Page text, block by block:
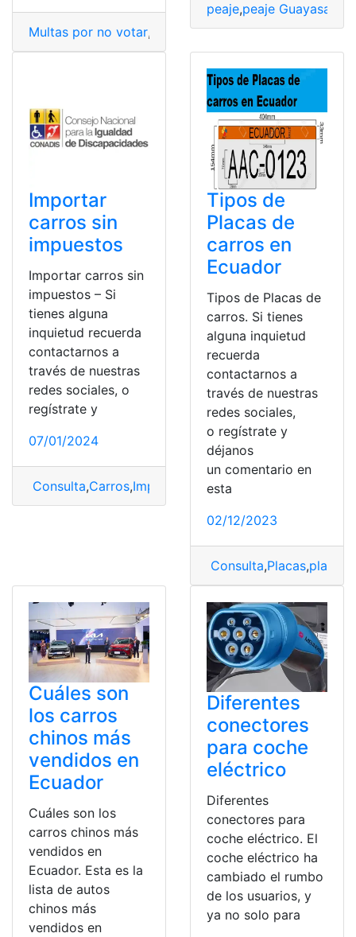
Multas por no votar, Multas y sanciones,pagar las
peaje,peaje Guayasamín
Importar
carros sin
impuestos
Importar carros sin
impuestos – Si
tienes alguna
inquietud recuerda
contactarnos a
través de nuestras
redes sociales, o
regístrate y
07/01/2024
Consulta,Carros,Importar Sin impuestos
Tipos de
Placas de
carros en
Ecuador
Tipos de Placas de
carros. Si tienes
alguna inquietud
recuerda
contactarnos a
través de nuestras
redes sociales,
o regístrate y
déjanos
un comentario en
esta
02/12/2023
Consulta,Placas,placas
Cuáles son
los carros
chinos más
vendidos en
Ecuador
Cuáles son los
carros chinos más
vendidos en
Ecuador. Esta es la
lista de autos
chinos más
vendidos en
Diferentes
conectores
para coche
eléctrico
Diferentes
conectores para
coche eléctrico. El
coche eléctrico ha
cambiado el rumbo
de los usuarios, y
ya no solo para